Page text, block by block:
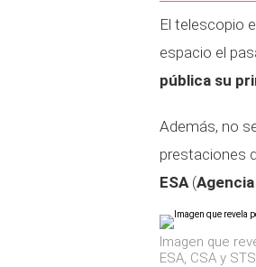
El telescopio
espacio el
pública su
Además, no
prestaciones
ESA(
Imagen que
ESA, CSA y